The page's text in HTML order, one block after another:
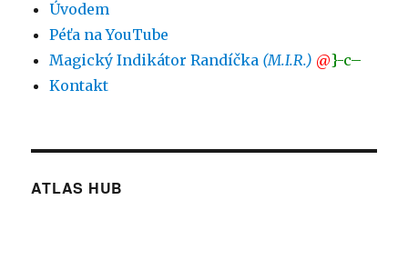
Úvodem
Péťa na YouTube
Magický Indikátor Randíčka (M.I.R.) @}-c–
Kontakt
ATLAS HUB